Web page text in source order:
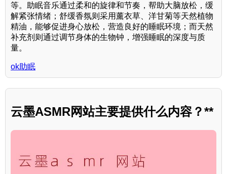
等。助眠音乐通过柔和的旋律和节奏，帮助大脑放松，缓
解紧张情绪；舒缓香氛则采用薰衣草、洋甘菊等天然植物
精油，能够促进身心放松，营造良好的睡眠环境；而天然
补充剂则通过调节身体的生物钟，增强睡眠的深度与质
量。
ok助眠
云墨ASMR网站主要提供什么内容？**